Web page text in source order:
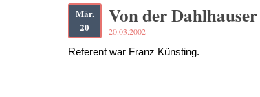
Mär.
20
Von der
20.03.2002
Referent war Franz Künsting.